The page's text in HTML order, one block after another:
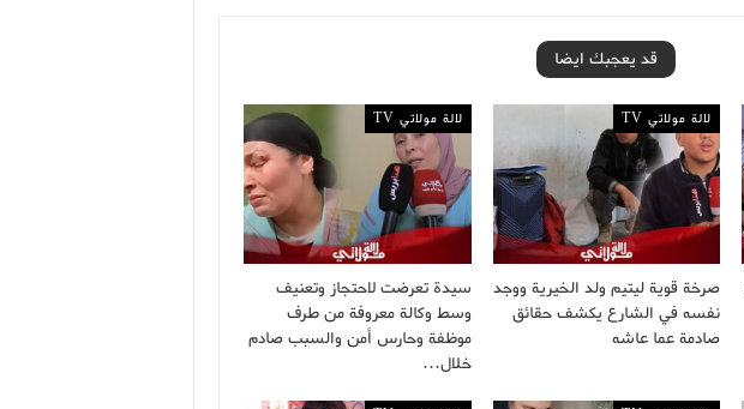
قد يعجبك ايضا
لالة مولاتي TV
صرخة قوية ليتيم ولد الخيرية ووجد
نفسه في الشارع يكشف حقائق
صادمة عما عاشه
لالة مولاتي TV
سيدة تعرضت لاحتجاز وتعنيف
وسط وكالة معروفة من طرف
موظفة وحارس أمن والسبب صادم
خلال…